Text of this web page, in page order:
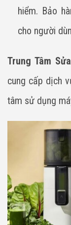
hiểm. Bảo
cho người
Trung Tâm
cung cấp dịch
tâm sử dụng